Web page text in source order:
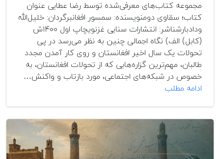
مجموعه کتاب‌های معرفی‌شده توسط رضا عطایی عنوان
کتاب؛ سقاوی دومنویسنده: سمسور افغانبرگردان: خلیل‌الله
ودادبارشناشر: انتشارات سنایی غزنویچاپ اول ۱۴۰۰ش
(کابل) الف) نگاه اجمالی چنین به نظر می‌رسد در پی
تحولات یک سال اخیر افغانستان و روی کار آمدن مجدد
طالبان، مهم‌ترین گزاره‌هایی که از تحولات افغانستان، به
خصوص در شبکه‌های اجتماعی، مورد بازتاب و واکنش…
ادامه مطلب
پشتونیزم
به
روایت